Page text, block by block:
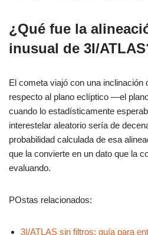
¿Qué fue la
inusual de 3I/
El cometa viajó con una inclinación
respecto al plano eclíptico —el
cuando lo estadísticamente
interestelar aleatorio sería de
probabilidad calculada de esa
que la convierte en un dato que la
evaluando.
POstas relacionados:
3I/ATLAS sin filtros: guía para